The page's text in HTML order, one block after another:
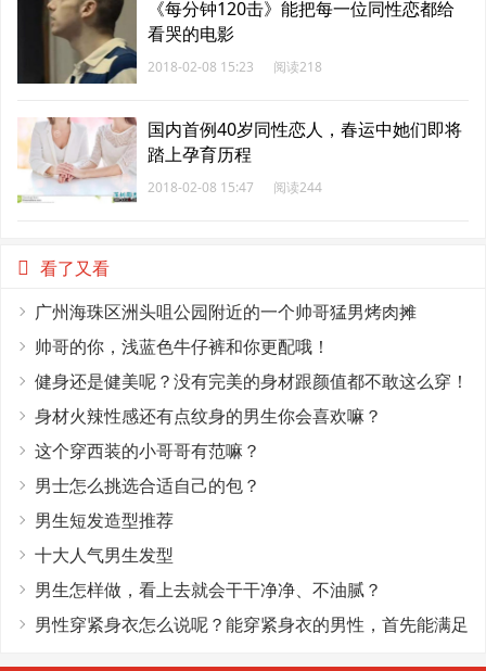
《每分钟120击》能把每一位同性恋都给
看哭的电影
2018-02-08 15:23 阅读218
国内首例40岁同性恋人，春运中她们即将
踏上孕育历程
2018-02-08 15:47 阅读244
看了又看
广州海珠区洲头咀公园附近的一个帅哥猛男烤肉摊
帅哥的你，浅蓝色牛仔裤和你更配哦！
健身还是健美呢？没有完美的身材跟颜值都不敢这么穿！
身材火辣性感还有点纹身的男生你会喜欢嘛？
这个穿西装的小哥哥有范嘛？
男士怎么挑选合适自己的包？
男生短发造型推荐
十大人气男生发型
男生怎样做，看上去就会干干净净、不油腻？
男性穿紧身衣怎么说呢？能穿紧身衣的男性，首先能满足